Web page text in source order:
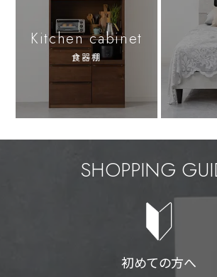
Kitchen cabinet
食器棚
SHOPPING
初めての方へ